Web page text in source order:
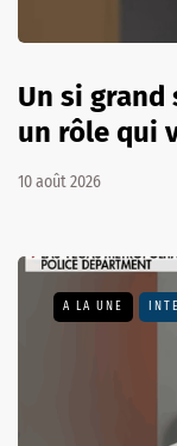
Un si grand
un rôle qui
10 août 2026
A LA UNE